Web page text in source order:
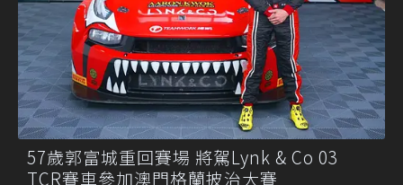
57歲郭富城重回賽場 將駕Lynk & Co 03
TCR賽車參加澳門格蘭披治大賽